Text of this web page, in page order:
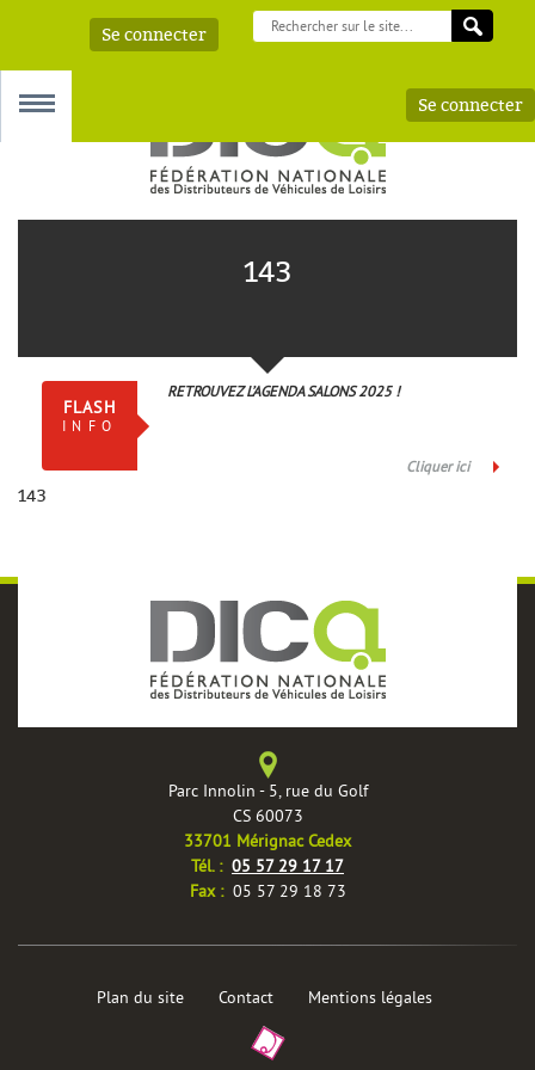
Se connecter
AAA
Se connecter
143
FLASH
INFO
RETROUVEZ L’AGENDA SALONS 2025 !
Cliquer ici
143
Parc Innolin - 5, rue du Golf
CS 60073
33701 Mérignac Cedex
Tél. : 05 57 29 17 17
Fax :05 57 29 18 73
Plan du site Contact Mentions légales